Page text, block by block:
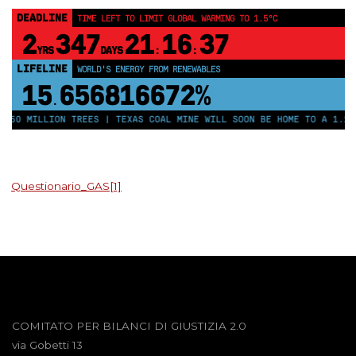
DEADLINE TIME LEFT TO LIMIT GLOBAL WARMING TO 1.5°C
2YRS 347DAYS 21: 16: 37
LIFELINE WORLD'S ENERGY FROM RENEWABLES
15. 656816677%
250 MILLION TREES | TEXAS COAL MINE WILL SOON BE HOME TO A
Questionario_GAS[1]
COMITATO PER BILANCI DI GIUSTIZIA 2.0
via Gobetti 13